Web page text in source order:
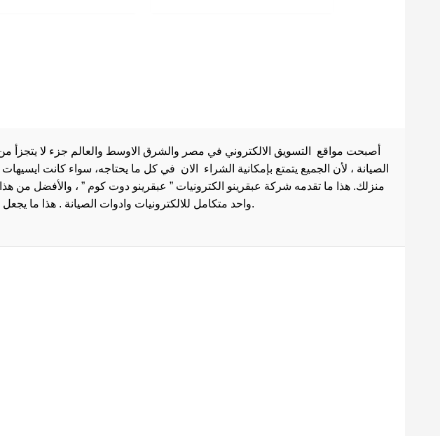
أصبحت مواقع التسويق الالكتروني في مصر والشرق الاوسط والعالم جزء لا يتجزأ
الصيانة ، لأن الجميع يتمتع بإمكانية الشراء الان في كل ما يحتاجه، سواء كانت
منزلك. هذا ما تقدمه شركة عبقرينو الكترونيات ” عبقرينو دوت كوم ” ، والأفضل من
واحد متكامل للالكترونيات وادوات الصيانة . هذا ما يجعل موقع عبقرينو دوت كوم من أفضل مواقع تسوق عبر الإنترنت في مصر.